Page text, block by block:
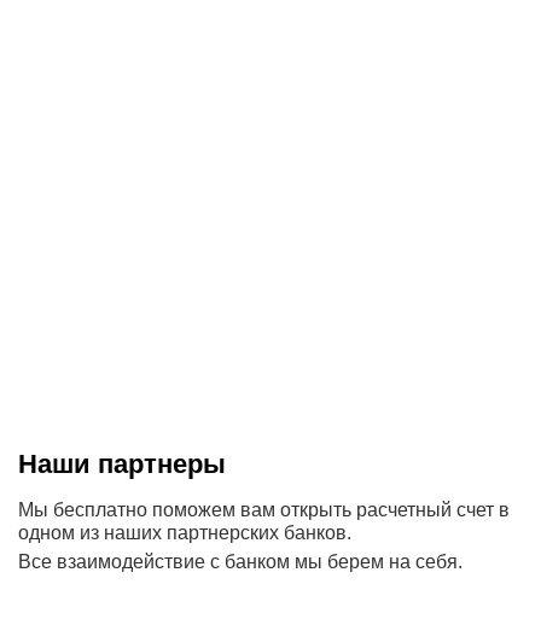
Наши партнеры
Мы бесплатно поможем вам открыть расчетный счет в
одном из наших партнерских банков.
Все взаимодействие с банком мы берем на себя.